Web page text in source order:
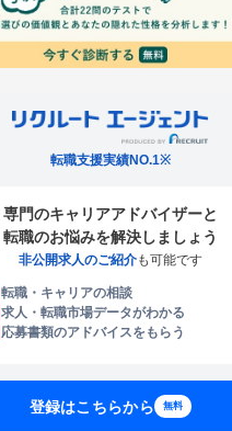
転職支援実績NO.1※
専門のキャリアアドバイザーと
転職のお悩みを解決しましょう
非公開求人のご紹介も可能です
転職・キャリアの相談
求人・転職市場データがわかる
応募書類のアドバイスをもらう
登録はこちらから 無料